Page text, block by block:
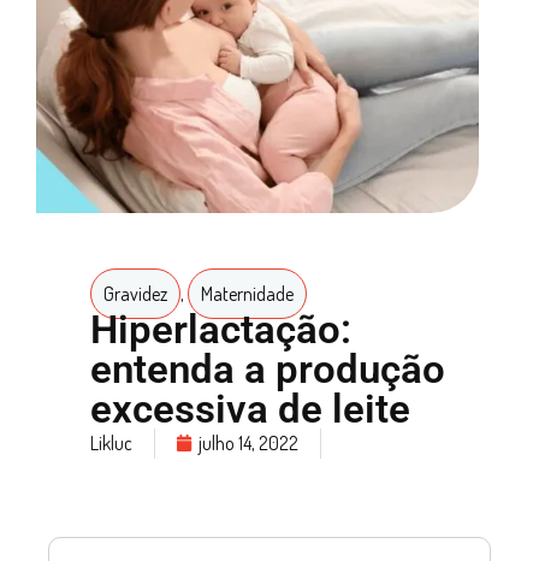
Gravidez , Maternidade
Hiperlactação:
entenda a produção
excessiva de leite
Likluc julho 14, 2022